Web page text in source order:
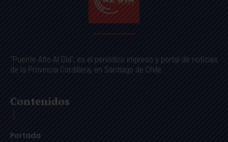
"Puente Alto Al Día", es el periódico impreso y portal de noticias
de la Provincia Cordillera, en Santiago de Chile.
Contenidos
Portada